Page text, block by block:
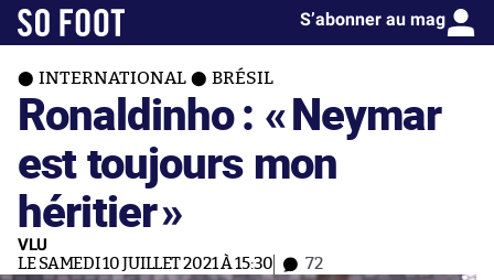
S’abonner au mag
INTERNATIONAL BRÉSIL
Ronaldinho : «Neymar
est toujours mon
héritier»
VLU
LE SAMEDI 10 JUILLET 2021 À 15:30 72